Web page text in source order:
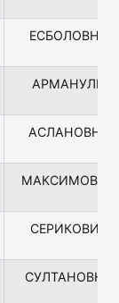
ЕСБОЛОВНА
АРМАНУЛЫ
АСЛАНОВНА
МАКСИМОВНА
СЕРИКОВИЧ
СУЛТАНОВНА